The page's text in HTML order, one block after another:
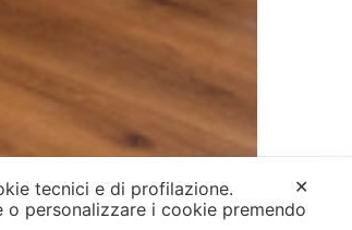
✕
tecnici e di profilazione.
o personalizzare i cookie premendo